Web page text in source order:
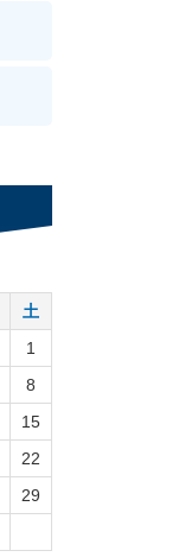
土
1
8
15
22
29